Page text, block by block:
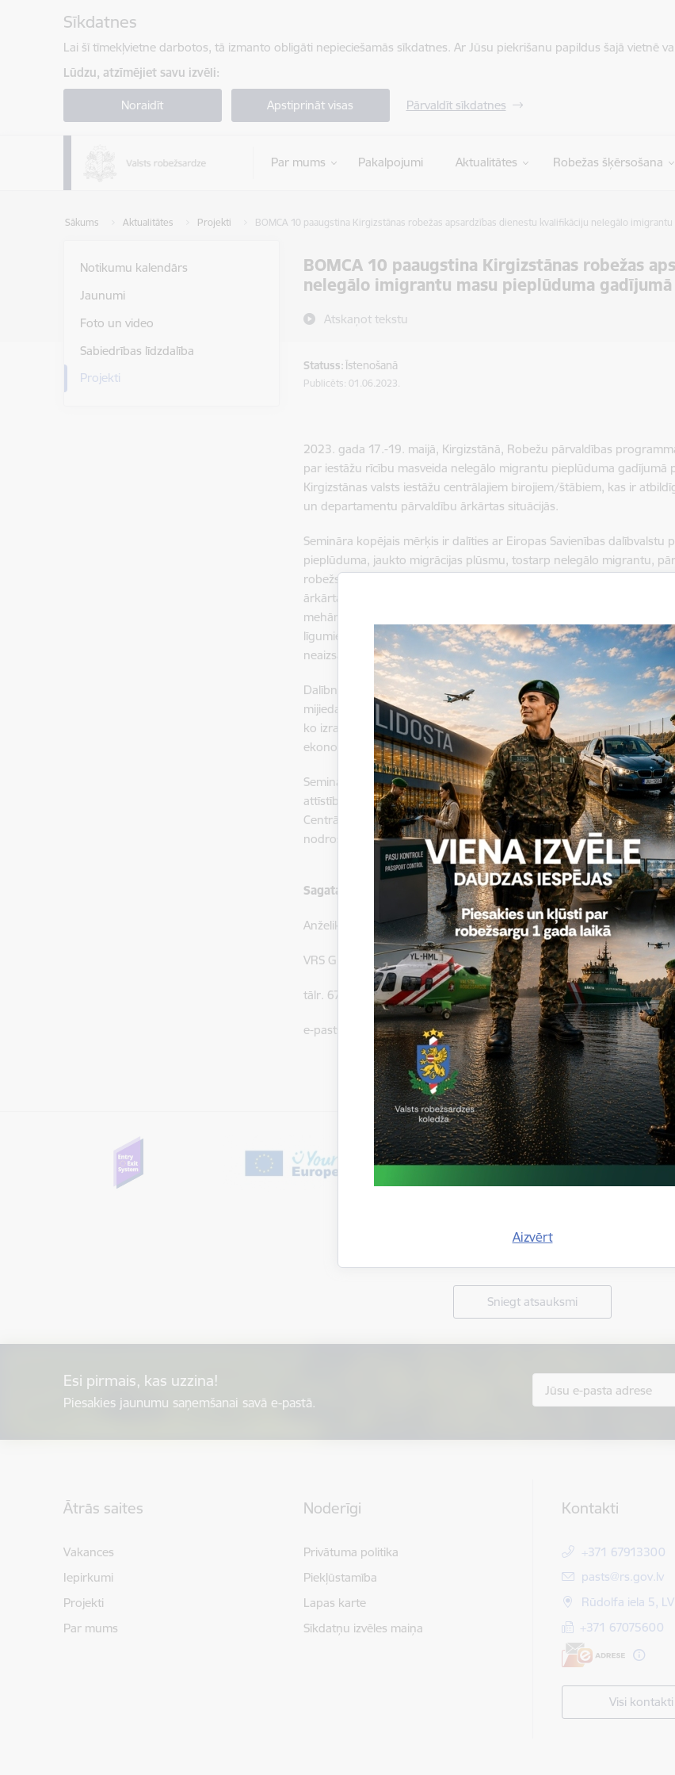
Sīkdatnes
Lai šī tīmekļvietne darbotos, tā izmanto obligāti nepieciešamās sīkdatnes. Ar Jūsu piekrišanu papildus šajā vietnē
Lūdzu, atzīmējiet savu izvēli:
Noraidīt Apstiprināt visas Pārvaldīt sīkdatnes
Par mums Pakalpojumi Aktualitātes Robežas šķērsošana
Sākums Aktualitātes Projekti BOMCA 10 paaugstina Kirgizstānas robežas apsardzības dienestu kvalifikāciju nelegālo
BOMCA 10 paaugstina Kirgizstānas robežas
nelegālo imigrantu masu pieplūduma gadījumā
Atskaņot tekstu
Aizvērt
Notikumu kalendārs
Jaunumi
Foto un video
Sabiedrības līdzdalība
Projekti
Statuss:Īstenošanā
Publicēts: 01.06.2023.
2023. gada 17.-19. maijā, Kirgizstānā, Robežu pārvaldības
par iestāžu rīcību masveida nelegālo migrantu pieplūduma gadījumā
Kirgizstānas valsts iestāžu centrālajiem birojiem/štābiem, kas ir
un departamentu pārvaldību ārkārtas situācijās.
Semināra kopējais mērķis ir dalīties ar Eiropas Savienības dalībvalstu
pieplūduma, jaukto migrācijas plūsmu, tostarp nelegālo migrantu,
robežsardzes dienesta, Lietuvas Valsts robežsardzes dienesta un
ārkārtas/krīzes situāciju definēšanu, starpinstitūciju sadarbību, kā
mehānismiem migrācijas plūsmu kritiskajos periodos. Turklāt
līgumiem un konvencijām, kas nosaka standartus, tostarp
neaizsargātajām grupām.
Dalībnieki apsprieda arī pašreizējo situāciju Centrālajā Āzijā, jo īpaši
mijiedarbībai vietējā līmenī, lai nodrošinātu labāku koordināciju
ko izraisa sociālie, politiskie, ekonomiskie un vides iemesli, dabas
ekonomiskā migrācija vai citi globāli neparedzēti faktori.
Seminārs organizēts BOMCA 10 programmas Komponentes Nr.1
attīstība” ietvaros, kuras mērķis ir turpināt attīstīt un stiprināt
Centrālāzijas valstīs, lai ieviestu starptautiskos standartus un labāko
nodrošināšanai.
Sagatavoja:
Anželika Alika
VRS GP SSP Starptautiskās sadarbības un protokola nodaļa
tālr. 67913535
e-pasts: Anzelika.Alika@rs.gov.lv
Vai šī informācija bija noderīga?
Sniegt atsauksmi
Esi pirmais, kas uzzina!
Piesakies jaunumu saņemšanai savā e-pastā.
Ātrās saites
Vakances
Iepirkumi
Projekti
Par mums
Noderīgi
Privātuma politika
Piekļūstamība
Lapas karte
Sīkdatņu izvēles maiņa
Kontakti
+371 67913300
E-pasts:
pasts@rs.gov.lv
Rūdolfa iela 5,
+371 67075600
Visi kontakti